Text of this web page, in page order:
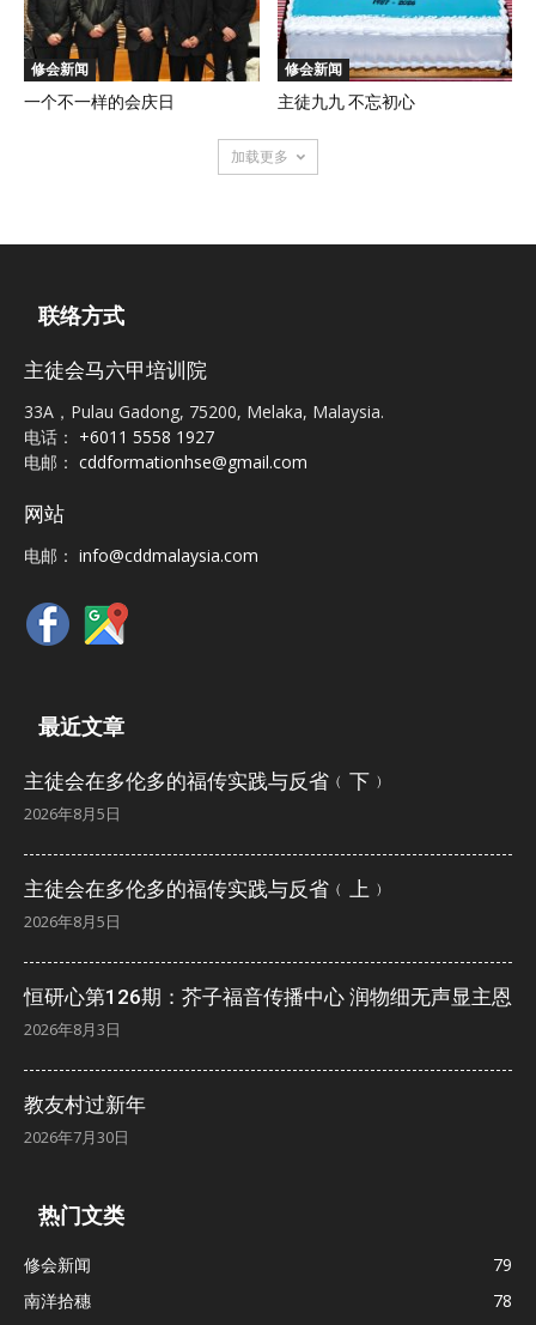
修会新闻
一个不一样的会庆日
修会新闻
主徒九九 不忘初心
加载更多
联络方式
主徒会马六甲培训院
33A，Pulau Gadong, 75200, Melaka, Malaysia.
电话： +6011 5558 1927
电邮： cddformationhse@gmail.com
网站
电邮： info@cddmalaysia.com
最近文章
主徒会在多伦多的福传实践与反省﹙下﹚
2026年8月5日
主徒会在多伦多的福传实践与反省﹙上﹚
2026年8月5日
恒研心第126期：芥子福音传播中心 润物细无声显主恩
2026年8月3日
教友村过新年
2026年7月30日
热门文类
修会新闻
79
南洋拾穗
78